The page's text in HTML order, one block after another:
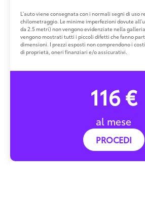
L'auto viene consegnata con i normali segni di uso
chilometraggio. Le minime imperfezioni dovute
da 2.5 metri) non vengono evidenziate nella
vengono mostrati tutti i piccoli difetti che fanno
dimensioni. I prezzi esposti non comprendono i
di proprietà, oneri finanziari e/o assicurativi.
116 €
al mese
PROCEDI